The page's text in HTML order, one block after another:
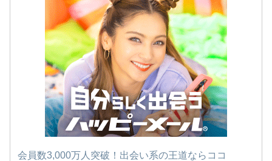
会員数3,000万人突破！出会い系の王道ならココ